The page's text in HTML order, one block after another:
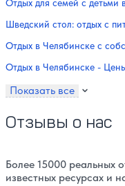
Отдых для семей с детьми
Шведский стол: отдых с
Отдых в Челябинске с
Отдых в Челябинске -
Показать все
Отзывы о нас
Более 15000 реальных
известных ресурсах и